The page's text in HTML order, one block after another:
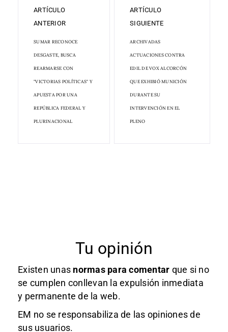
ARTÍCULO
ANTERIOR
SUMAR RECONOCE
DESGASTE, BUSCA
REARMARSE CON
"VICTORIAS POLÍTICAS" Y
APUESTA POR UNA
REPÚBLICA FEDERAL Y
PLURINACIONAL
ARTÍCULO
SIGUIENTE
ARCHIVADAS
ACTUACIONES CONTRA
EDIL DE VOX ALCORCÓN
QUE EXHIBIÓ MUNICIÓN
DURANTE SU
INTERVENCIÓN EN EL
PLENO
Tu opinión
Existen unas normas para comentar que si no
se cumplen conllevan la expulsión inmediata
y permanente de la web.
EM no se responsabiliza de las opiniones de
sus usuarios.